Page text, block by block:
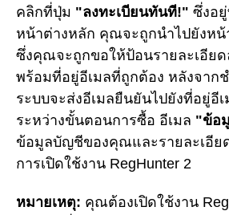
คลิกที่ปุ่ม "ลงทะเบียนทันที!" ซึ่งอ
หน้าต่างหลัก คุณจะถูกนำไปยังหน้
ซึ่งคุณจะถูกขอให้ป้อนรายละเอีย
พร้อมที่อยู่อีเมลที่ถูกต้อง หลังจากช
ระบบจะส่งอีเมลยืนยันไปยังที่อยู่อี
ระหว่างขั้นตอนการซื้อ อีเมล "ข้อ
ข้อมูลบัญชีของคุณและรายละเอี
การเปิดใช้งาน RegHunter 2
หมายเหตุ: คุณต้องเปิดใช้งาน